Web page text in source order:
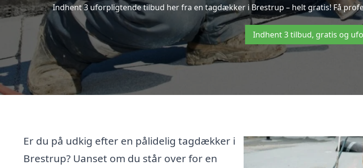
Indhent 3 uforpligtende tilbud her fra en tagdækker i Brestrup – helt gratis! Få
Indhent 3 tilbud, gratis og
Er du på udkig efter en pålidelig tagdækker i
Brestrup? Uanset om du står over for en